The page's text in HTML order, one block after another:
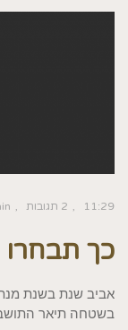
11:29 2 תגובות
כך תבחרו
אביב שנת בשנת
בשטחה תיאר